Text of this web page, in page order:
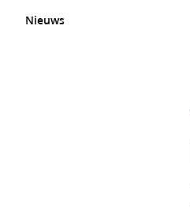
Nieuws